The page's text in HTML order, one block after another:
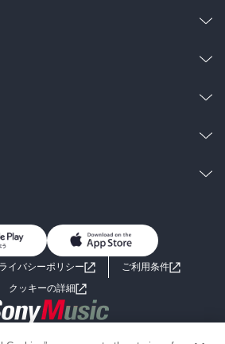
。
いくつもあった。
。
男子向けラノベ
小説
海外小説
お問い合わせ
イバシーポリシー
ご利用条件
クッキーの詳細
Sony Music Entertainment(Japan) Inc.